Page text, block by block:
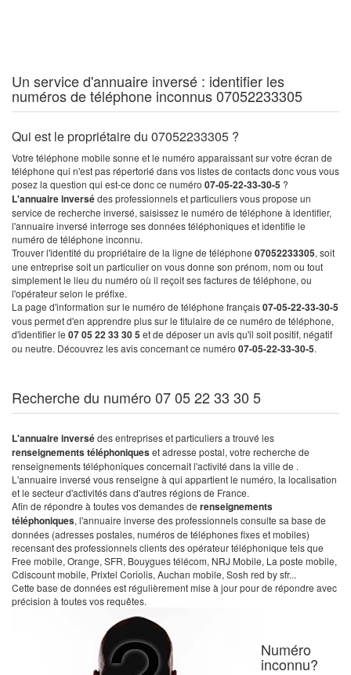
Un service d'annuaire inversé : identifier les
numéros de téléphone inconnus 07052233305
Qui est le propriétaire du 07052233305 ?
Votre téléphone mobile sonne et le numéro apparaissant sur votre écran de
téléphone qui n'est pas répertorié dans vos listes de contacts donc vous vous
posez la question qui est-ce donc ce numéro 07-05-22-33-30-5 ?
L'annuaire inversédes professionnels et particuliers vous propose un
service de recherche inversé, saisissez le numéro de téléphone à identifier,
l'annuaire inversé interroge ses données téléphoniques et identifie le
numéro de téléphone inconnu.
Trouver l'identité du propriétaire de la ligne de téléphone 07052233305, soit
une entreprise soit un particulier on vous donne son prénom, nom ou tout
simplement le lieu du numéro où il reçoit ses factures de téléphone, ou
l'opérateur selon le préfixe.
La page d'information sur le numéro de téléphone français07-05-22-33-30-5
vous permet d'en apprendre plus sur le titulaire de ce numéro de téléphone,
d'identifier le 07 05 22 33 30 5et de déposer un avis qu'il soit positif, négatif
ou neutre. Découvrez les avis concernant ce numéro 07-05-22-33-30-5.
Recherche du numéro 07 05 22 33 30 5
L'annuaire inversédes entreprises et particuliers a trouvé les
renseignements téléphoniqueset adresse postal, votre recherche de
renseignements téléphoniques concernait l'activité dans la ville de .
L'annuaire inversé vous renseigne à qui appartient le numéro, la localisation
et le secteur d'activités dans d'autres régions de France.
Afin de répondre à toutes vos demandes de renseignements
téléphoniques, l'annuaire inverse des professionnels consulte sa base de
données (adresses postales, numéros de téléphones fixes et mobiles)
recensant des professionnels clients des opérateur téléphonique tels que
Free mobile, Orange, SFR, Bouygues télécom, NRJ Mobile, La poste mobile,
Cdiscount mobile, Prixtel Coriolis, Auchan mobile, Sosh red by sfr...
Cette base de données est régulièrement mise à jour pour de répondre avec
précision à toutes vos requêtes.
Numéro
inconnu?